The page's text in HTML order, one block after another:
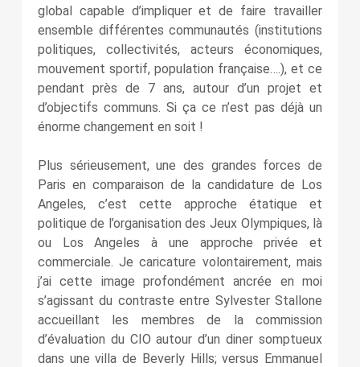
global capable d’impliquer et de faire travailler
ensemble différentes communautés (institutions
politiques, collectivités, acteurs économiques,
mouvement sportif, population française….), et ce
pendant près de 7 ans, autour d’un projet et
d’objectifs communs. Si ça ce n’est pas déjà un
énorme changement en soit !
Plus sérieusement, une des grandes forces de
Paris en comparaison de la candidature de Los
Angeles, c’est cette approche étatique et
politique de l’organisation des Jeux Olympiques, là
ou Los Angeles à une approche privée et
commerciale. Je caricature volontairement, mais
j’ai cette image profondément ancrée en moi
s’agissant du contraste entre Sylvester Stallone
accueillant les membres de la commission
d’évaluation du CIO autour d’un diner somptueux
dans une villa de Beverly Hills; versus Emmanuel